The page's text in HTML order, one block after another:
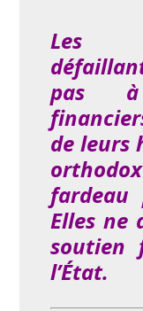
Les
pas à
de leurs
fardeau
Elles ne
soutien
l’État.